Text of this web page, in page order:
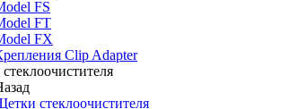
FS
FT
FX
Clip Adapter
стеклоочистителя